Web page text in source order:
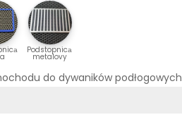
Podstopnicа
metalovy
do dywaników podłogowych